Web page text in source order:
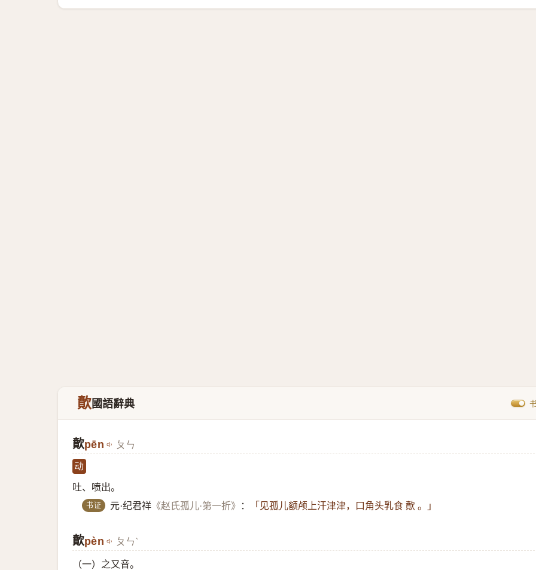
歕國語辭典
歕pēn ㄆㄣ
动
吐、喷出。
书证 元·纪君祥 《赵氏孤儿·第一折》 ： 「见孤儿额颅上汗津津，口角头乳食 歕 。」
歕​pèn ㄆㄣˋ
（一）​之又音。